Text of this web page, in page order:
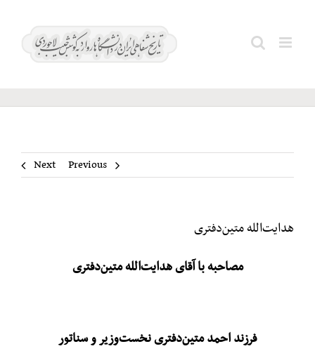
هدایت‌الله
Previous
Next
هدایت‌الله متین‌دفتری
مصاحبه با آقای هدایت‌الله متین‌دفتری
فرزند احمد متین‌دفتری نخست‌وزیر و سناتور